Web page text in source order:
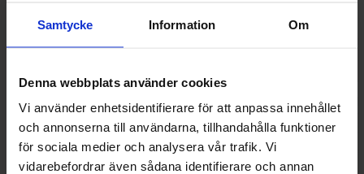
Samtycke Information Om
Denna webbplats använder cookies
Vi använder enhetsidentifierare för att anpassa innehållet
och annonserna till användarna, tillhandahålla funktioner
för sociala medier och analysera vår trafik. Vi
vidarebefordrar även sådana identifierare och annan